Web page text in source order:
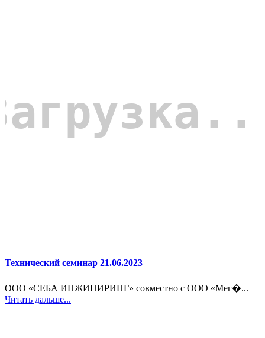
Технический семинар 21.06.2023
ООО «СЕБА ИНЖИНИРИНГ» совместно с ООО «Мег�...
Читать дальше...